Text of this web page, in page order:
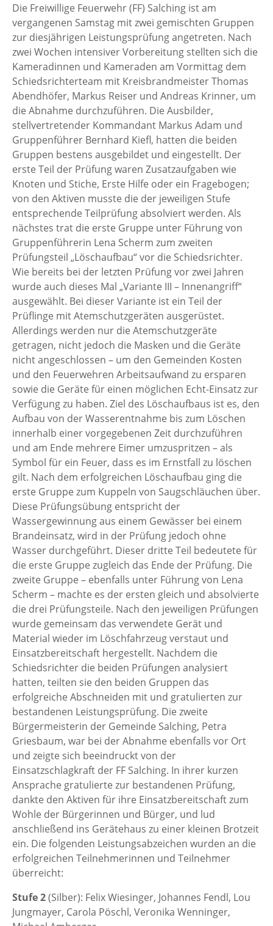
Die Freiwillige Feuerwehr (FF) Salching ist am
vergangenen Samstag mit zwei gemischten Gruppen
zur diesjährigen Leistungsprüfung angetreten. Nach
zwei Wochen intensiver Vorbereitung stellten sich die
Kameradinnen und Kameraden am Vormittag dem
Schiedsrichterteam mit Kreisbrandmeister Thomas
Abendhöfer, Markus Reiser und Andreas Krinner, um
die Abnahme durchzuführen. Die Ausbilder,
stellvertretender Kommandant Markus Adam und
Gruppenführer Bernhard Kiefl, hatten die beiden
Gruppen bestens ausgebildet und eingestellt. Der
erste Teil der Prüfung waren Zusatzaufgaben wie
Knoten und Stiche, Erste Hilfe oder ein Fragebogen;
von den Aktiven musste die der jeweiligen Stufe
entsprechende Teilprüfung absolviert werden. Als
nächstes trat die erste Gruppe unter Führung von
Gruppenführerin Lena Scherm zum zweiten
Prüfungsteil „Löschaufbau“ vor die Schiedsrichter.
Wie bereits bei der letzten Prüfung vor zwei Jahren
wurde auch dieses Mal „Variante III – Innenangriff“
ausgewählt. Bei dieser Variante ist ein Teil der
Prüflinge mit Atemschutzgeräten ausgerüstet.
Allerdings werden nur die Atemschutzgeräte
getragen, nicht jedoch die Masken und die Geräte
nicht angeschlossen – um den Gemeinden Kosten
und den Feuerwehren Arbeitsaufwand zu ersparen
sowie die Geräte für einen möglichen Echt-Einsatz zur
Verfügung zu haben. Ziel des Löschaufbaus ist es, den
Aufbau von der Wasserentnahme bis zum Löschen
innerhalb einer vorgegebenen Zeit durchzuführen
und am Ende mehrere Eimer umzuspritzen – als
Symbol für ein Feuer, dass es im Ernstfall zu löschen
gilt. Nach dem erfolgreichen Löschaufbau ging die
erste Gruppe zum Kuppeln von Saugschläuchen über.
Diese Prüfungsübung entspricht der
Wassergewinnung aus einem Gewässer bei einem
Brandeinsatz, wird in der Prüfung jedoch ohne
Wasser durchgeführt. Dieser dritte Teil bedeutete für
die erste Gruppe zugleich das Ende der Prüfung. Die
zweite Gruppe – ebenfalls unter Führung von Lena
Scherm – machte es der ersten gleich und absolvierte
die drei Prüfungsteile. Nach den jeweiligen Prüfungen
wurde gemeinsam das verwendete Gerät und
Material wieder im Löschfahrzeug verstaut und
Einsatzbereitschaft hergestellt. Nachdem die
Schiedsrichter die beiden Prüfungen analysiert
hatten, teilten sie den beiden Gruppen das
erfolgreiche Abschneiden mit und gratulierten zur
bestandenen Leistungsprüfung. Die zweite
Bürgermeisterin der Gemeinde Salching, Petra
Griesbaum, war bei der Abnahme ebenfalls vor Ort
und zeigte sich beeindruckt von der
Einsatzschlagkraft der FF Salching. In ihrer kurzen
Ansprache gratulierte zur bestandenen Prüfung,
dankte den Aktiven für ihre Einsatzbereitschaft zum
Wohle der Bürgerinnen und Bürger, und lud
anschließend ins Gerätehaus zu einer kleinen Brotzeit
ein. Die folgenden Leistungsabzeichen wurden an die
erfolgreichen Teilnehmerinnen und Teilnehmer
überreicht:
Stufe 2(Silber): Felix Wiesinger, Johannes Fendl, Lou
Jungmayer, Carola Pöschl, Veronika Wenninger,